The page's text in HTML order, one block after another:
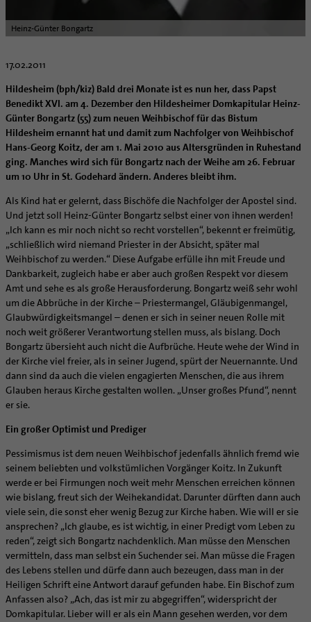
Hirtenwort: Ehe & Familie
Trausprüche aus der Bibel
Hochzeits-Symbole
Patientenverfügung
Spiritualität
Auszeit
Geistliche Begleitung
Lebens- und Glaubensorte
Spirituelle Teambegleitung
Unterstützungsangebote für Seelsorgende
Männer
Queersensible Seelsorge
City- und Passanten
Arbeitnehmer
Altenheim | Senioren
Muttersprachen
Hospiz
Internet- und Telefon
Künstler
Glaubenswege
Ehe - Familie - Geschlechtergerechtigkeit
Kategoriale und Diakonale Seelsorge
Notfall
Schule
Team
Weitere Infos
Berufe in der Kirche
Raum für Vielfalt
Diakone
Gemeindereferent:in
Pastorale:r Mitarbeiter:in
Kirchenmusiker:in
Religionslehrer:in
Soziale Berufe in der Caritas
Orden | Gemeinschaften
Frauenorden
Männerorden
Geistliche Gemeinschaften
Ordo virginum
Bischöfliche Stiftung Gemeinsam für das Leben
Hochschulpastoral
Service
Stellenanzeigen
Projekte
Buchreihen
Gemeindeservice
Digitaler Lesesaal
Verein für Geschichte und Kunst im Bistum Hildesheim
Dombibliothek Hildesheim
Bundeskonferenz der kirchlichen Archive in Deutschland
Katholische Akademie des Bistums Hildesheim
Familienbildungsstätten
Katholische Erwachsenenbildung
Forschungsinstitut für Philosophie Hannover
Bolivienpartnerschaft
Aus dem Bistum in die Welt
Infobrief Weltkirche
missio-Regionalstelle
Bolivienpartnerschaft
Beratung Direktpartnerschaften
Finanzielle Förderung der Bolivienpartnerschaft
Ökologische Fonds
Politische Lobbyarbeit
Partnerschaftsvereinbarung
Bolivienreise mit Bischof Heiner
Bolivientag 2026
Rückkehrenden-Engagement (ehemalige Freiwillige)
Outgoing
Incoming
Taizé-Fahrt Herbst 2026
Schöpfungsgerecht 2035
Wir machen Kirche - schöpfungsgerecht
Biologische Vielfalt
Engagiert in der Gesellschaft
Energetisches Sanieren
Mobilität
Ökotheologie
Schöpfungsspiritualität
Umweltbildung
Zukunftsräume
Aktuelles
Veranstaltungen
Abenteuer Glaube
Prävention
Stellenangebote
Liturgie und Kirchenmusik
Lokale Kirchenentwicklung
#diegruenegemeinde
Internationale Freiwilligendienste
Netzwerk ChancenGleich
Büchereien
Medienstelle
Newsletter
Personalentwicklung
Unterstützungsangebot für Seelsorgende
Supervision
Coaching
Aufbrüche in der Kirche
Ehrenamtliche
KirchenZeitung online
Verwaltungsbeauftragte / Verwaltungsleitungen in
Pfarrgemeinden
Materialien
Altersvorsorge und Ruhestand
Bistumsatlas
Beruf und Familie
KODA
Direktorium
Mitarbeitervertretung
Institutionelles Schutzkonzept
Kirchlicher Anzeiger
Kirchliches Arbeitsrecht
Schematismus
Heinz-Günter Bongartz
17.02.2011
Hildesheim (bph/kiz) Bald drei Monate ist es nun her, dass Papst
Benedikt XVI. am 4. Dezember den Hildesheimer Domkapitular Heinz-
Günter Bongartz (55) zum neuen Weihbischof für das Bistum
Hildesheim ernannt hat und damit zum Nachfolger von Weihbischof
Hans-Georg Koitz, der am 1. Mai 2010 aus Altersgründen in Ruhestand
ging. Manches wird sich für Bongartz nach der Weihe am 26. Februar
um 10 Uhr in St. Godehard ändern. Anderes bleibt ihm.
Als Kind hat er gelernt, dass Bischöfe die Nachfolger der Apostel sind.
Und jetzt soll Heinz-Günter Bongartz selbst einer von ihnen werden!
„Ich kann es mir noch nicht so recht vorstellen“, bekennt er freimütig,
„schließlich wird niemand Priester in der Absicht, später mal
Weihbischof zu werden.“ Diese Aufgabe erfülle ihn mit Freude und
Dankbarkeit, zugleich habe er aber auch großen Respekt vor diesem
Amt und sehe es als große Herausforderung. Bongartz weiß sehr wohl
um die Abbrüche in der Kirche – Priestermangel, Gläubigenmangel,
Glaubwürdigkeitsmangel – denen er sich in seiner neuen Rolle mit
noch weit größerer Verantwortung stellen muss, als bislang. Doch
Bongartz übersieht auch nicht die Aufbrüche. Heute wehe der Wind in
der Kirche viel freier, als in seiner Jugend, spürt der Neuernannte. Und
dann sind da auch die vielen engagierten Menschen, die aus ihrem
Glauben heraus Kirche gestalten wollen. „Unser großes Pfund“, nennt
er sie.
Ein großer Optimist und Prediger
Pessimismus ist dem neuen Weihbischof jedenfalls ähnlich fremd wie
seinem beliebten und volkstümlichen Vorgänger Koitz. In Zukunft
werde er bei Firmungen noch weit mehr Menschen erreichen können
wie bislang, freut sich der Weihekandidat. Darunter dürften dann auch
viele sein, die sonst eher wenig Bezug zur Kirche haben. Wie will er sie
ansprechen? „Ich glaube, es ist wichtig, in einer Predigt vom Leben zu
reden“, zeigt sich Bongartz nachdenklich. Man müsse den Menschen
vermitteln, dass man selbst ein Suchender sei. Man müsse die Fragen
des Lebens stellen und dürfe dann auch bezeugen, dass man in der
Heiligen Schrift eine Antwort darauf gefunden habe. Ein Bischof zum
Anfassen also? „Ach, das ist mir zu abgegriffen“, widerspricht der
Domkapitular. Lieber will er als ein Mann gesehen werden, vor dem